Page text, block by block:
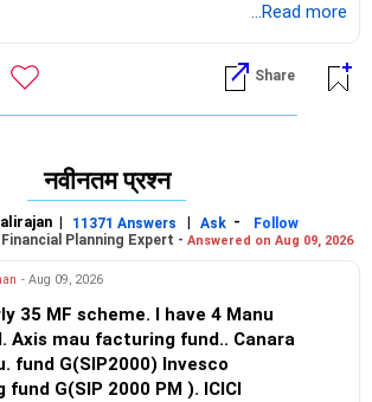
आपको इससे निपटने में मदद न करे। आप इसमें अकेले
के प्रति अत्यधिक संवेदनशील होते हैं।
करने या अपने अनुशासन को "ज़बरदस्ती" करने की
आता है। असफलता का आपका डर और सफलता का
ही जगह पर जड़े हैं: यह संदेह कि आप जैसे हैं, वैसे ही
उत्तरों का ज्ञान न होना ठीक है। लक्ष्य एक अलग
उस व्यक्ति के साथ अधिक शांति से रहना है जो
यहीं से शुरू होता है: आलोचना के बजाय करुणा,
प्रदर्शन के बजाय ईमानदारी को चुनकर। भले ही
हुए हों, वे आगे बढ़ने वाले कदम हैं।
...Read more
Share
नवीनतम प्रश्न
| 11371 Answers | Ask -
Follow
Planning Expert - Answered on Aug 09, 2026
- Aug 09, 2026
fund G(SIP2000) Invesco
G(SIP 2000 PM ). ICICI